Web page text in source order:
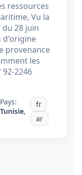
ressources
Vu la
du 28 juin
d'origine
provenance
les
2246
Pays:
Tunisie,
fr
ar